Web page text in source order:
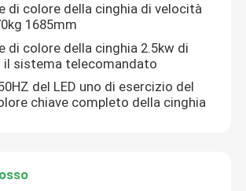
di colore della cinghia di velocità
1685mm
di colore della cinghia 2.5kw di
il sistema telecomandato
del LED uno di esercizio del
chiave completo della cinghia